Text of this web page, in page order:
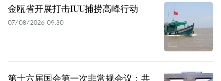
金瓯省开展打击IUU捕捞高峰行动
07/08/2026 09:30
第十六届国会第一次非常规会议：共